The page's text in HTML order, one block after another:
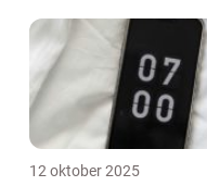
12 oktober 2025